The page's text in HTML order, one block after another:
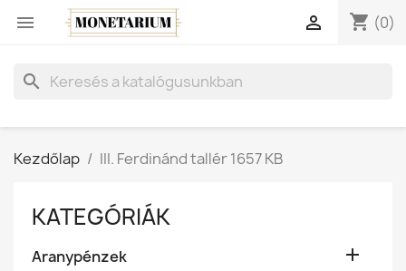
 shopping_cart (0)

search
Kezdőlap III. Ferdinánd tallér 1657 KB
KATEGÓRIÁK
Aranypénzek 